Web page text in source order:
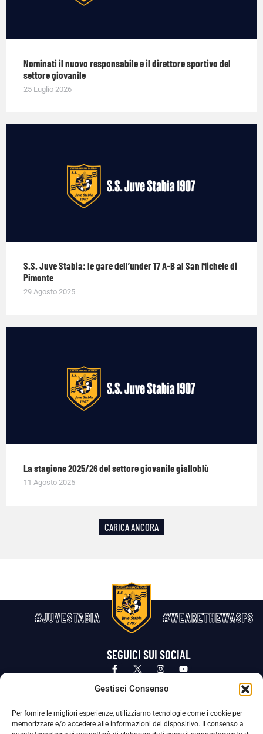
Gestisci Consenso
Per fornire le migliori esperienze, utilizziamo tecnologie come i cookie per
memorizzare e/o accedere alle informazioni del dispositivo. Il consenso a
Nominati il nuovo responsabile e il direttore sportivo del
settore giovanile
25 Luglio 2026
S.S. Juve Stabia: le gare dell’under 17 A-B al San Michele di
Pimonte
29 Agosto 2025
La stagione 2025/26 del settore giovanile gialloblù
11 Agosto 2025
CARICA ANCORA
#JUVESTABIA #WEARETHEWASPS
SEGUICI SUI SOCIAL
Privacy Policy Cookie Policy
La Società ha nominato il Responsabile della Protezione dei Dati Personali (DPO), figura specializzata che vigila sulle modalità
adottate dalla nostra Società per tutelare i Suoi dati personali.